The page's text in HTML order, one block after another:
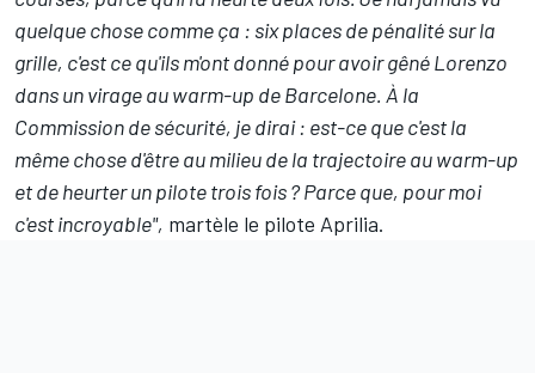
quelque chose comme ça : six places de pénalité sur la
grille, c'est ce qu'ils m'ont donné pour avoir gêné Lorenzo
dans un virage au warm-up de Barcelone. À la
Commission de sécurité, je dirai : est-ce que c'est la
même chose d'être au milieu de la trajectoire au warm-up
et de heurter un pilote trois fois ? Parce que, pour moi
c'est incroyable", martèle le pilote Aprilia.